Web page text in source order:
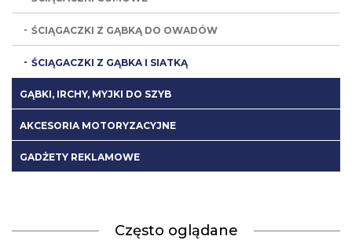
ŚCIĄGACZKI Z GĄBKĄ DO OWADÓW
ŚCIĄGACZKI Z GĄBKA I SIATKĄ
GĄBKI, IRCHY, MYJKI DO SZYB
AKCESORIA MOTORYZACYJNE
GADŻETY REKLAMOWE
Często oglądane